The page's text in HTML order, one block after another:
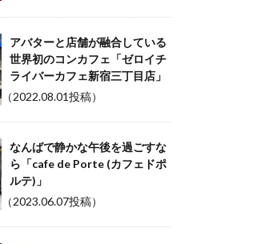
アバターと店舗が融合している
世界初のコンカフェ「ゼロイチ
ライバーカフェ新宿三丁目店」
（2022.08.01投稿）
なんばで静かな午後を過ごすな
ら「cafe de Porte (カフェドポ
ルテ)」
（2023.06.07投稿）